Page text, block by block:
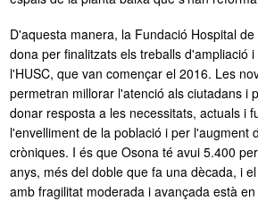
D'aquesta manera, la Fundació Hospital
dona per finalitzats els treballs d'ampliació
l'HUSC, que van començar el 2016. Les
permetran millorar l'atenció als ciutadans i
donar resposta a les necessitats, actuals i
l'envelliment de la població i per l'augment
cròniques. I és que Osona té avui 5.400
anys, més del doble que fa una dècada, i
amb fragilitat moderada i avançada està